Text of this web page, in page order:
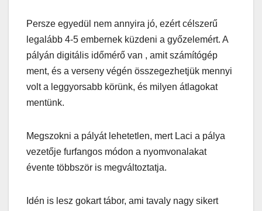
Persze egyedül nem annyira jó, ezért célszerű
legalább 4-5 embernek küzdeni a győzelemért. A
pályán digitális időmérő van , amit számítógép
ment, és a verseny végén összegezhetjük mennyi
volt a leggyorsabb körünk, és milyen átlagokat
mentünk.
Megszokni a pályát lehetetlen, mert Laci a pálya
vezetője furfangos módon a nyomvonalakat
évente többször is megváltoztatja.
Idén is lesz gokart tábor, ami tavaly nagy sikert